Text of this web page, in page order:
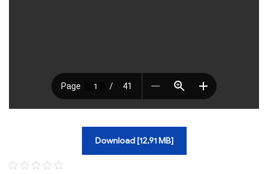
Download [12,91 MB]